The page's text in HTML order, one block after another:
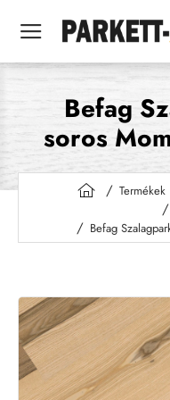
Befag
soros
h
m
Termékek
Befag